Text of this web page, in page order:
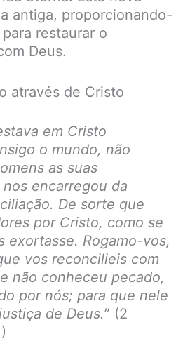
antiga, proporcionando-
restaurar o
Deus.
através de Cristo
em Cristo
o mundo, não
as suas
encarregou da
De sorte que
por Cristo, como se
exortasse. Rogamo-vos,
vos reconcilieis com
não conheceu pecado,
por nós; para que nele
de Deus.” (2